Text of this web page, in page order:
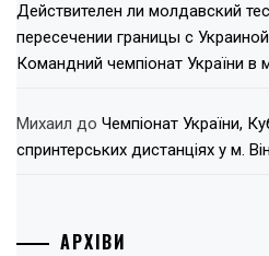
Действителен ли молдавский
пересечении границы с
Командний чемпіонат України в
Михаил до Чемпіонат України,
спринтерських дистанціях у м.
АРХІВИ